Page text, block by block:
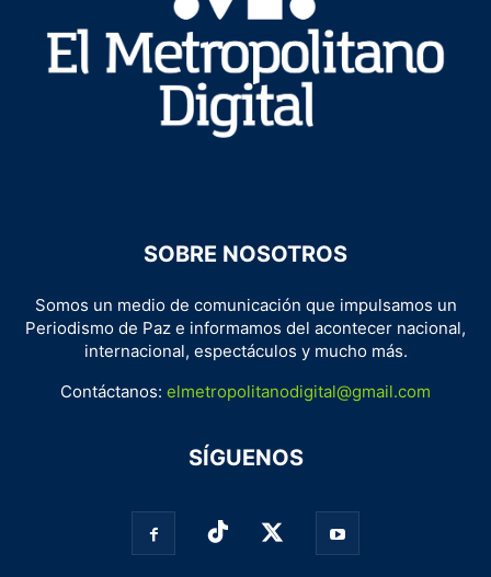
SOBRE NOSOTROS
Somos un medio de comunicación que impulsamos un
Periodismo de Paz e informamos del acontecer nacional,
internacional, espectáculos y mucho más.
Contáctanos: elmetropolitanodigital@gmail.com
SÍGUENOS